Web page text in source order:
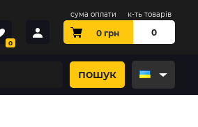
0
сума оплати к-ть товарів
0 грн 0
пошук